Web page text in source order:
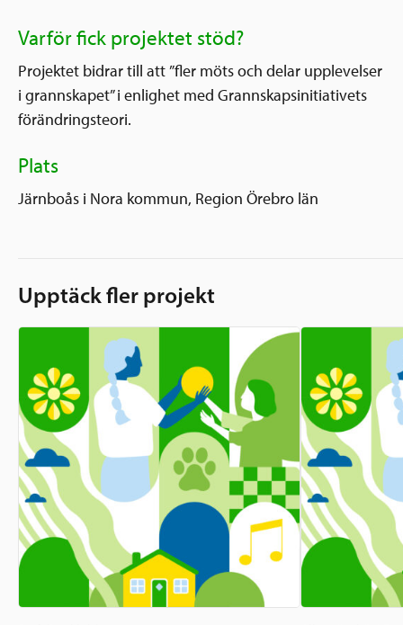
Varför fick projektet stöd?
Projektet bidrar till att ”fler möts och delar upplevelser
i grannskapet” i enlighet med Grannskapsinitiativets
förändringsteori.
Plats
Järnboås i Nora kommun, Region Örebro län
Upptäck fler projekt